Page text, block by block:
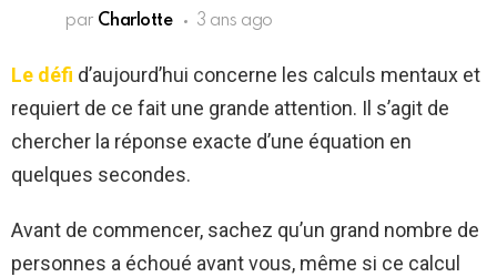
par Charlotte 3 ans ago
Le défi d’aujourd’hui concerne les calculs mentaux et
requiert de ce fait une grande attention. Il s’agit de
chercher la réponse exacte d’une équation en
quelques secondes.
Avant de commencer, sachez qu’un grand nombre de
personnes a échoué avant vous, même si ce calcul